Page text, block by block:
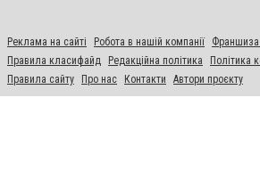
Реклама на сайті Робота в нашій компанії
Франшиза
Правила класифайд
Редакційна політика
Політика
Правила сайту
Про нас Контакти Автори проєкту